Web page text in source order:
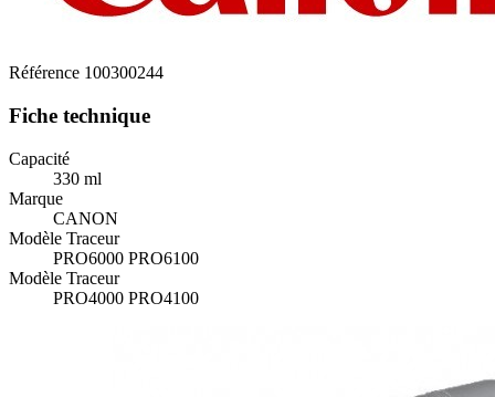
Référence 100300244
Fiche technique
Capacité
330 ml
Marque
CANON
Modèle Traceur
PRO6000 PRO6100
Modèle Traceur
PRO4000 PRO4100